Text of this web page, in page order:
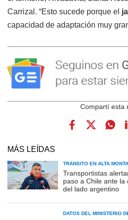
Carrizal. “Esto sucede porque el
capacidad de adaptación muy
MÁS LEÍDAS
TRÁNSITO EN ALTA
Transportistas
paso a Chile ante
del lado argentino
DATOS DEL MINISTERIO